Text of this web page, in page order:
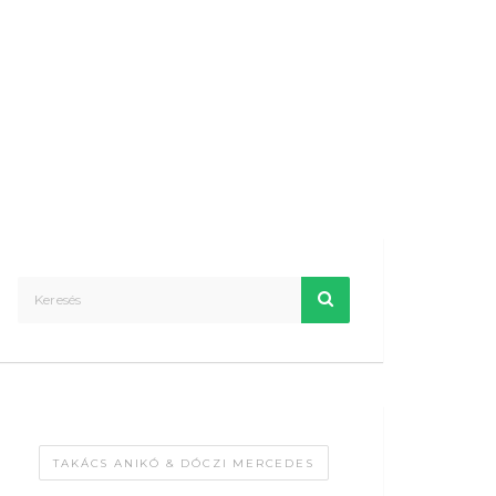
TAKÁCS ANIKÓ & DÓCZI MERCEDES